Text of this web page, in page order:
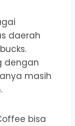
daerah
dengan
masih
bisa